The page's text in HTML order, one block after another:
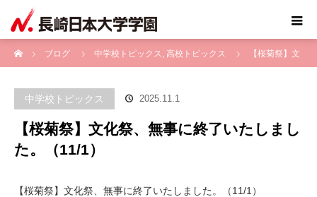
ブログ
中学校トピックス, 高校トピックス 【桜菊祭】文
中学校トピックス 2025.11.1
【桜菊祭】文化祭、無事に終了いたしまし
た。（11/1）
【桜菊祭】文化祭、無事に終了いたしました。（11/1）